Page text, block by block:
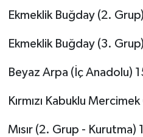
Ekmeklik Buğday (2.
Ekmeklik Buğday (3.
Beyaz Arpa (İç Anadolu)
Kırmızı Kabuklu
Mısır (2. Grup -